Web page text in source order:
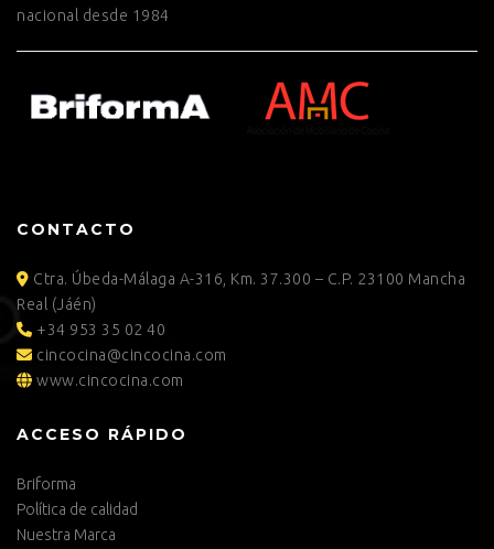
nacional desde 1984
CONTACTO
Ctra. Úbeda-Málaga A-316, Km. 37.300 – C.P. 23100 Mancha
Real (Jáén)
+34 953 35 02 40
cincocina@cincocina.com
www.cincocina.com
ACCESO RÁPIDO
Briforma
Política de calidad
Nuestra Marca